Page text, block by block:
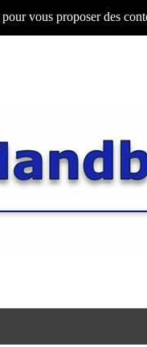
vous proposer des